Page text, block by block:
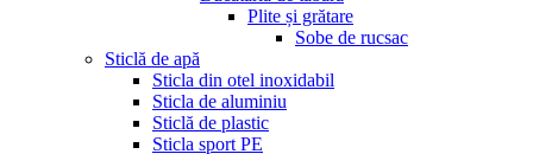
Plite și grătare
Sobe de rucsac
Sticlă de apă
Sticla din otel inoxidabil
Sticla de aluminiu
Sticlă de plastic
Sticla sport PE